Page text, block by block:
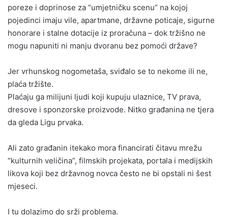
poreze i doprinose za “umjetničku scenu” na kojoj
pojedinci imaju vile, apartmane, državne poticaje, sigurne
honorare i stalne dotacije iz proračuna – dok tržišno ne
mogu napuniti ni manju dvoranu bez pomoći države?
Jer vrhunskog nogometaša, sviđalo se to nekome ili ne,
plaća tržište.
Plaćaju ga milijuni ljudi koji kupuju ulaznice, TV prava,
dresove i sponzorske proizvode. Nitko građanina ne tjera
da gleda Ligu prvaka.
Ali zato građanin itekako mora financirati čitavu mrežu
“kulturnih veličina”, filmskih projekata, portala i medijskih
likova koji bez državnog novca često ne bi opstali ni šest
mjeseci.
I tu dolazimo do srži problema.